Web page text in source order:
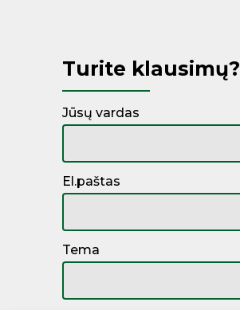
Turite klausimų?
Jūsų vardas
El.paštas
Tema